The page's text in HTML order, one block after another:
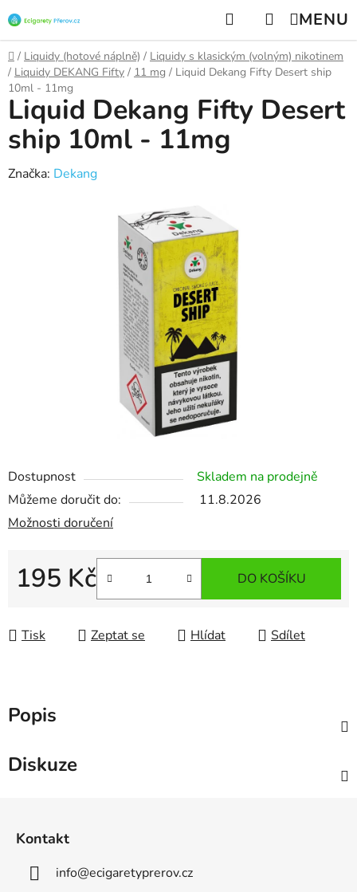
na
obsah
Hledat NÁKUPNÍ
KOŠÍK
Domů
/ Liquidy (hotové náplně) / Liquidy s klasickým (volným) nikotinem
/ Liquidy DEKANG Fifty / 11 mg / Liquid Dekang Fifty Desert ship
10ml - 11mg
Dostupnost
Skladem na prodejně
Můžeme doručit do:
11.8.2026
Možnosti doručení
195 Kč DO KOŠÍKU
Tisk Zeptat se Hlídat Sdílet
Liquid Dekang Fifty Desert
ship 10ml - 11mg
Značka: Dekang
Popis
Diskuze
Kontakt
info@ecigaretyprerov.cz